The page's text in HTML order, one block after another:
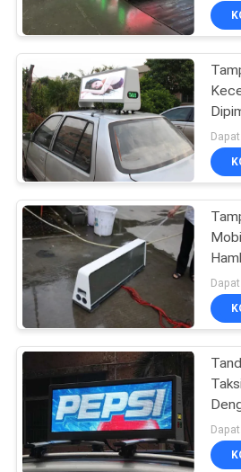
KEBIJAKAN
PRIBADI
Tampilan
Panggung
Tampilan
Perimeter
Tampilan
820